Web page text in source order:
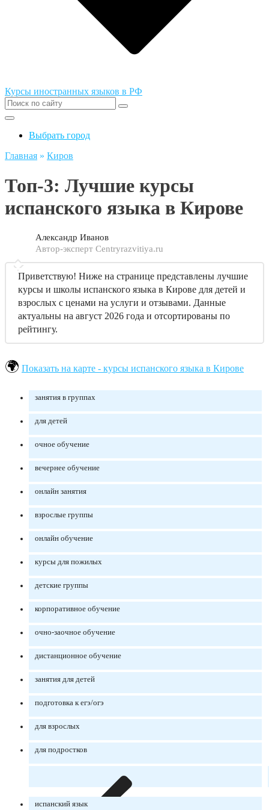
Курсы иностранных языков в РФ
Выбрать город
Главная » Киров
Топ-3: Лучшие курсы
испанского языка в Кирове
Александр Иванов
Автор-эксперт Centryrazvitiya.ru
Приветствую! Ниже на странице представлены лучшие
курсы и школы испанского языка в Кирове для детей и
взрослых с ценами на услуги и отзывами. Данные
актуальны на август 2026 года и отсортированы по
рейтингу.
Показать на карте - курсы испанского языка в Кирове
занятия в группах
для детей
очное обучение
вечернее обучение
онлайн занятия
взрослые группы
онлайн обучение
курсы для пожилых
детские группы
корпоративное обучение
очно-заочное обучение
дистанционное обучение
занятия для детей
подготовка к егэ/огэ
для взрослых
для подростков
испанский язык